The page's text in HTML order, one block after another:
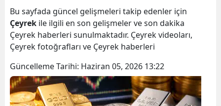
Bu sayfada güncel gelişmeleri takip edenler için
Çeyrek ile ilgili en son gelişmeler ve son dakika
Çeyrek haberleri sunulmaktadır. Çeyrek videoları,
Çeyrek fotoğrafları ve Çeyrek haberleri
Güncelleme Tarihi: Haziran 05, 2026 13:22